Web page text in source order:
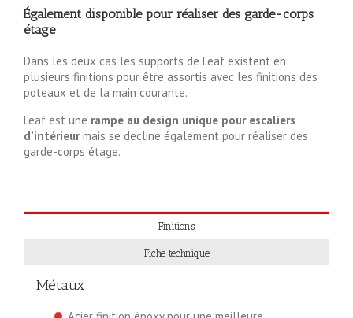
Également disponible pour réaliser des garde-corps
étage
Dans les deux cas les supports de Leaf existent en
plusieurs finitions pour être assortis avec les finitions des
poteaux et de la main courante.
Leaf est une rampe au design unique pour escaliers
d’intérieurmais se decline également pour réaliser des
garde-corps étage.
Finitions
Fiche technique
Métaux